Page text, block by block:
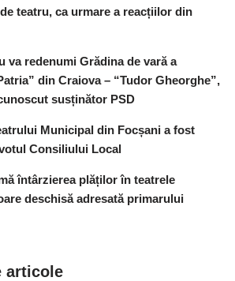
teatru, ca urmare a reacțiilor din
va redenumi Grădina de vară a
din Craiova – “Tudor Gheorghe”,
susținător PSD
Municipal din Focșani a fost
Consiliului Local
întârzierea plăților în teatrele
deschisă adresată primarului
articole